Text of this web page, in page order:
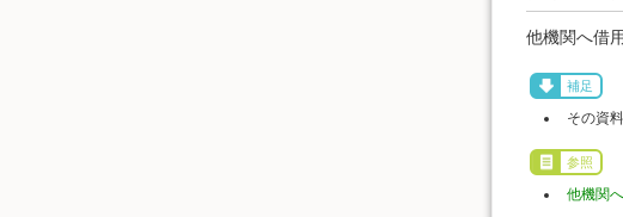
他機関へ借
補足
その資
参照
他機関